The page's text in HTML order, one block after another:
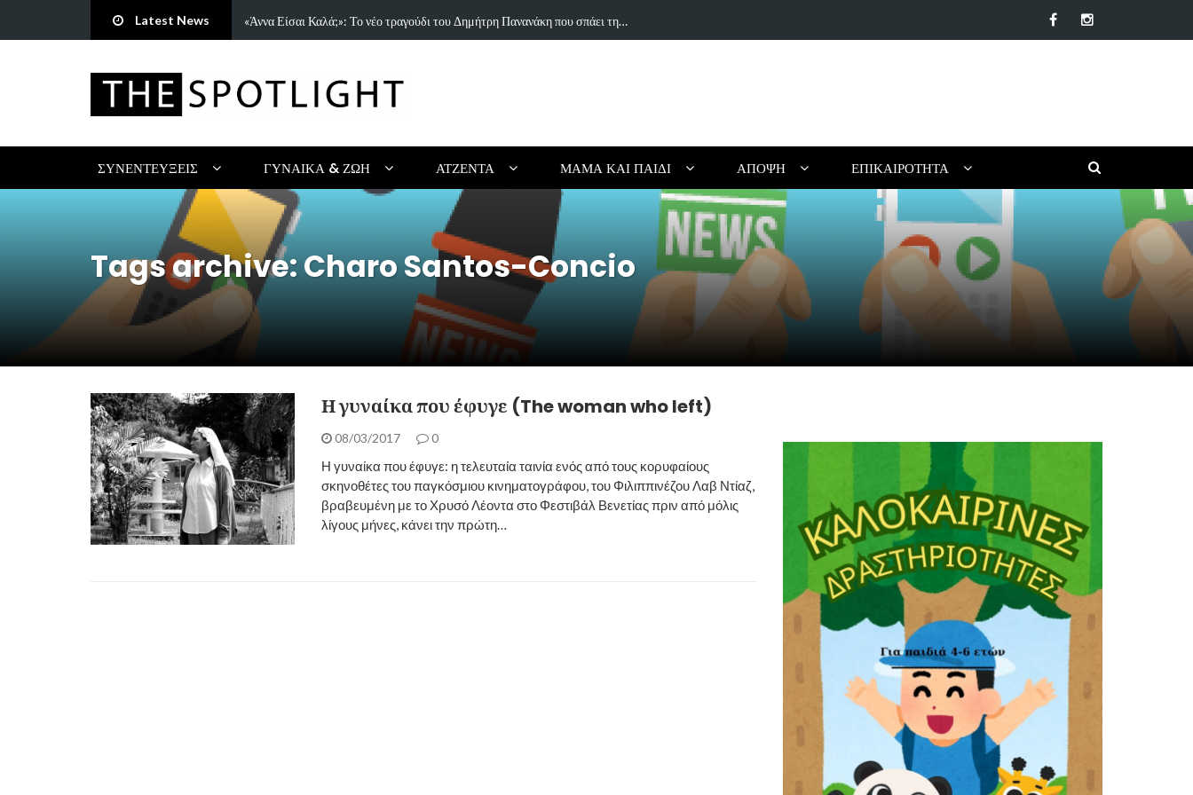
Latest News
Πανανάκη που σπάει τη… 5 Ιδέες & Βιβλία για ένα Δημιουργικό Καλοκαίρι Χωρίς Οθόνες (για Παιδιά… Τα 5 κορυφαία αντηλιακά προσώπου της αγοράς: Ποιο να επιλέξεις για το…
ΣΥΝΕΝΤΕΎΞΕΙΣ ΓΥΝΑΊΚΑ & ΖΩΉ ΑΤΖΈΝΤΑ ΜΑΜΆ ΚΑΙ ΠΑΙΔΊ ΆΠΟΨΗ ΕΠΙΚΑΙΡΌΤΗΤΑ
Tags archive: Charo Santos-Concio
Η γυναίκα που έφυγε (The woman who left)
08/03/2017 0
Η γυναίκα που έφυγε: η τελευταία ταινία ενός από τους κορυφαίους
σκηνοθέτες του παγκόσμιου κινηματογράφου, του Φιλιππινέζου Λαβ Ντίαζ,
βραβευμένη με το Χρυσό Λέοντα στο Φεστιβάλ Βενετίας πριν από μόλις
λίγους μήνες, κάνει την πρώτη…